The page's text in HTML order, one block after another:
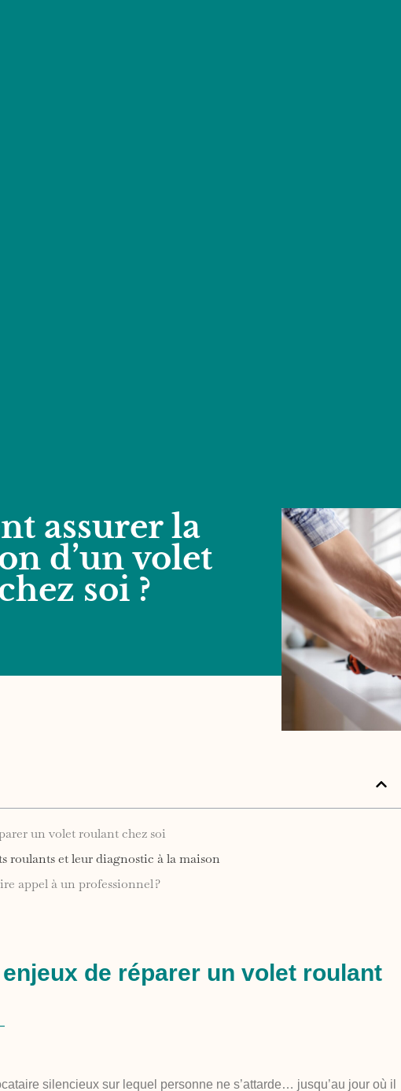
assurer la
d’un volet
soi ?
un volet roulant chez soi
roulants et leur diagnostic à la maison
appel à un professionnel ?
de réparer un volet roulant
silencieux sur lequel personne ne s’attarde… jusqu’au jour où il